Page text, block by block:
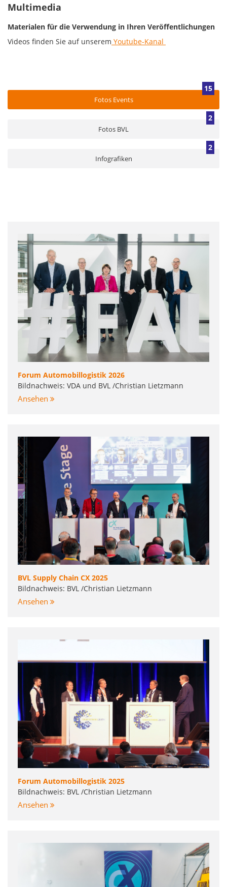
Multimedia
Materialen für die Verwendung in Ihren Veröffentlichungen
Videos finden Sie auf unserem Youtube-Kanal
Fotos Events
15
Fotos BVL
2
Infografiken
2
Forum Automobillogistik 2026
Bildnachweis: VDA und BVL /Christian Lietzmann
Ansehen
BVL Supply Chain CX 2025
Bildnachweis: BVL /Christian Lietzmann
Ansehen
Forum Automobillogistik 2025
Bildnachweis: BVL /Christian Lietzmann
Ansehen